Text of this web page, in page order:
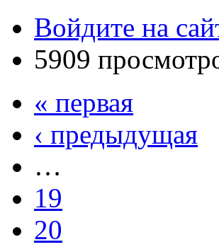
Войдите на
5909
« первая
‹ предыдущая
…
19
20